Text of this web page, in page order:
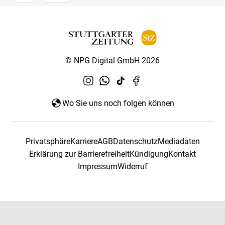
© NPG Digital GmbH 2026
Wo Sie uns noch folgen können
PrivatsphäreKarriereAGBDatenschutzMediadaten
Erklärung zur BarrierefreiheitKündigungKontakt
ImpressumWiderruf